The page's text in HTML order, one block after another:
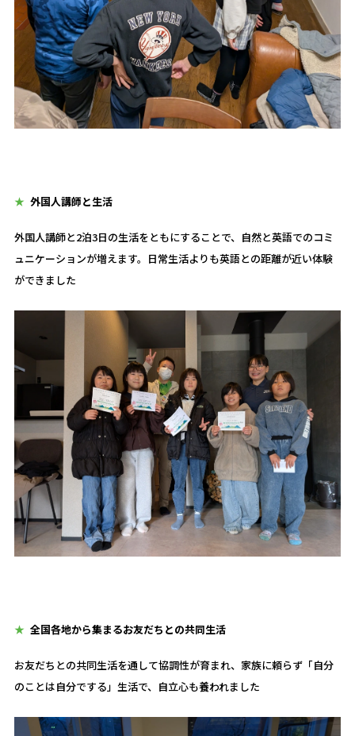
外国人講師と生活
外国人講師と2泊3日の生活をともにすることで、自然と英語でのコミ
ュニケーションが増えます。日常生活よりも英語との距離が近い体験
ができました
全国各地から集まるお友だちとの共同生活
お友だちとの共同生活を通して協調性が育まれ、家族に頼らず「自分
のことは自分でする」生活で、自立心も養われました